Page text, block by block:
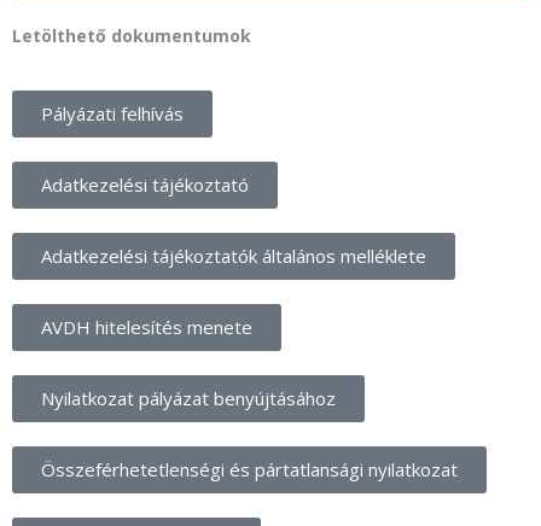
Letölthető dokumentumok
Pályázati felhívás
Adatkezelési tájékoztató
Adatkezelési tájékoztatók általános melléklete
AVDH hitelesítés menete
Nyilatkozat pályázat benyújtásához
Összeférhetetlenségi és pártatlansági nyilatkozat